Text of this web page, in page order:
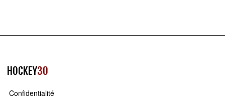
HOCKEY30
Confidentialité